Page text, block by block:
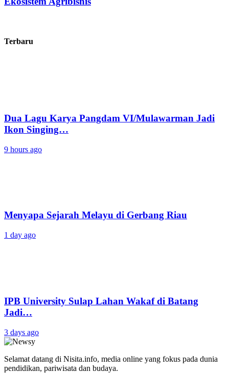
Terbaru
Dua Lagu Karya Pangdam VI/Mulawarman Jadi
Ikon Singing…
9 hours ago
Menyapa Sejarah Melayu di Gerbang Riau
1 day ago
IPB University Sulap Lahan Wakaf di Batang
Jadi…
3 days ago
Selamat datang di Nisita.info, media online yang fokus pada dunia
pendidikan, pariwisata dan budaya.